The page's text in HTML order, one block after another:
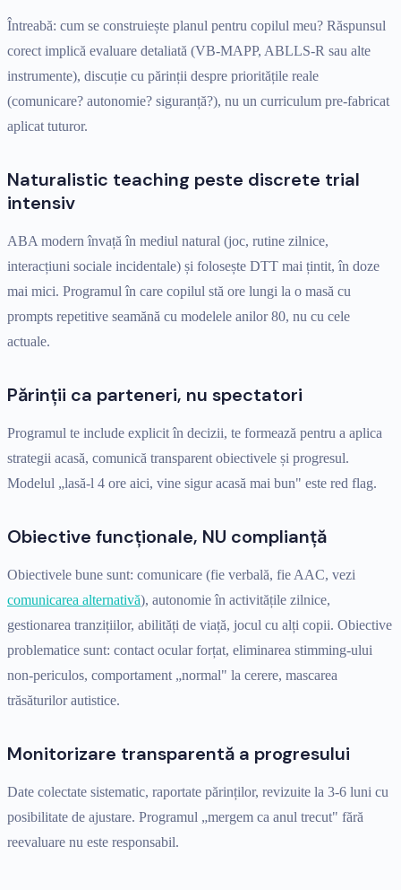
Întreabă: cum se construiește planul pentru copilul meu? Răspunsul
corect implică evaluare detaliată (VB-MAPP, ABLLS-R sau alte
instrumente), discuție cu părinții despre prioritățile reale
(comunicare? autonomie? siguranță?), nu un curriculum pre-fabricat
aplicat tuturor.
Naturalistic teaching peste discrete trial
intensiv
ABA modern învață în mediul natural (joc, rutine zilnice,
interacțiuni sociale incidentale) și folosește DTT mai țintit, în doze
mai mici. Programul în care copilul stă ore lungi la o masă cu
prompts repetitive seamănă cu modelele anilor 80, nu cu cele
actuale.
Părinții ca parteneri, nu spectatori
Programul te include explicit în decizii, te formează pentru a aplica
strategii acasă, comunică transparent obiectivele și progresul.
Modelul „lasă-l 4 ore aici, vine sigur acasă mai bun" este red flag.
Obiective funcționale, NU complianță
Obiectivele bune sunt: comunicare (fie verbală, fie AAC, vezi
comunicarea alternativă), autonomie în activitățile zilnice,
gestionarea tranzițiilor, abilități de viață, jocul cu alți copii. Obiective
problematice sunt: contact ocular forțat, eliminarea stimming-ului
non-periculos, comportament „normal" la cerere, mascarea
trăsăturilor autistice.
Monitorizare transparentă a progresului
Date colectate sistematic, raportate părinților, revizuite la 3-6 luni cu
posibilitate de ajustare. Programul „mergem ca anul trecut" fără
reevaluare nu este responsabil.